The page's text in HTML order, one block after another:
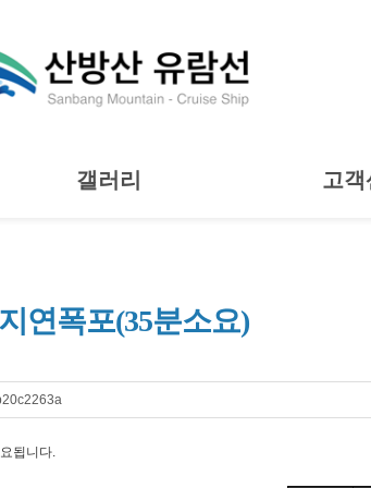
갤러리 고객
연폭포(35분소요)
됩니다.